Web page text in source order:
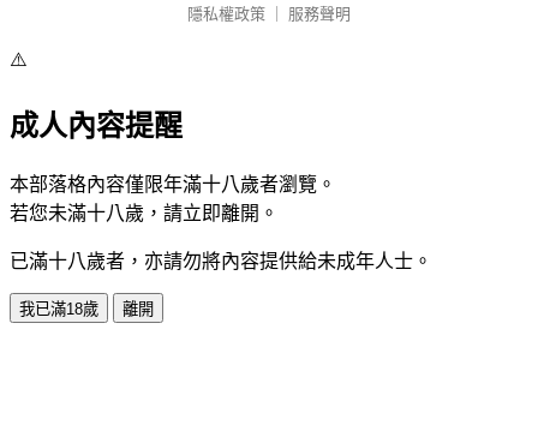
隱私權政策
服務聲明
⚠️
成人內容提醒
本部落格內容僅限年滿十八歲者瀏覽。
若您未滿十八歲，請立即離開。
已滿十八歲者，亦請勿將內容提供給未成年人士。
我已滿18歲 離開